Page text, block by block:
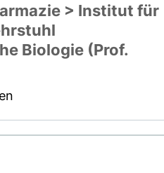
> Institut für
Biologie (Prof.